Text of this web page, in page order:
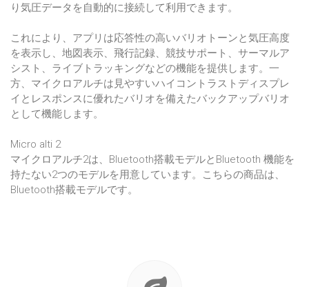
り気圧データを自動的に接続して利用できます。
これにより、アプリは応答性の高いバリオトーンと気圧高度
を表示し、地図表示、飛行記録、競技サポート、サーマルア
シスト、ライブトラッキングなどの機能を提供します。一
方、マイクロアルチは見やすいハイコントラストディスプレ
イとレスポンスに優れたバリオを備えたバックアップバリオ
として機能します。
Micro alti 2
マイクロアルチ2は、Bluetooth搭載モデルとBluetooth 機能を
持たない2つのモデルを用意しています。こちらの商品は、
Bluetooth搭載モデルです。